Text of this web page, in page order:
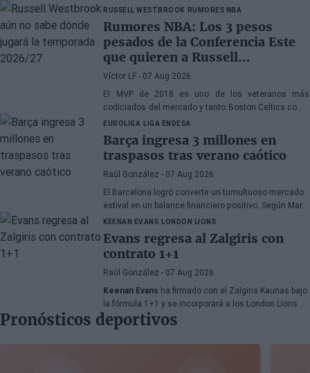
Raptors o San Antonio Spurs, mientras Denver
Nuggets también forma parte de la ecuación
RUSSELL WESTBROOK RUMORES NBA
Rumores NBA: Los 3 pesos
pesados de la Conferencia Este
que quieren a Russell
Westbrook
Víctor LF - 07 Aug 2026
El MVP de 2018 es uno de los veteranos más
codiciados del mercado y tanto Boston Celtics como
Cleveland Cavaliers y Detroit Pistons estarían
interesados en hacerse con sus servicios
EUROLIGA LIGA ENDESA
Barça ingresa 3 millones en
traspasos tras verano caótico
Raúl González - 07 Aug 2026
El Barcelona logró convertir un tumultuoso mercado
estival en un balance financiero positivo. Según Marc
Mundet, la sección azulgrana ingresó cerca de tres
millones de euros procedentes de salidas de
jugadores, a pesar de un proceso de transferencias
marcado por la incertidumbre y los cambios de
última hora.
KEENAN EVANS LONDON LIONS
Evans regresa al Zalgiris con
contrato 1+1
Raúl González - 07 Aug 2026
Keenan Evans ha firmado con el Zalgiris Kaunas bajo
la fórmula 1+1 y se incorporará a los London Lions en
calidad de cedido durante la temporada 2026/27. El
base estadounidense continúa su proceso de
recuperación tras las lesiones sufridas en los
Pronósticos deportivos